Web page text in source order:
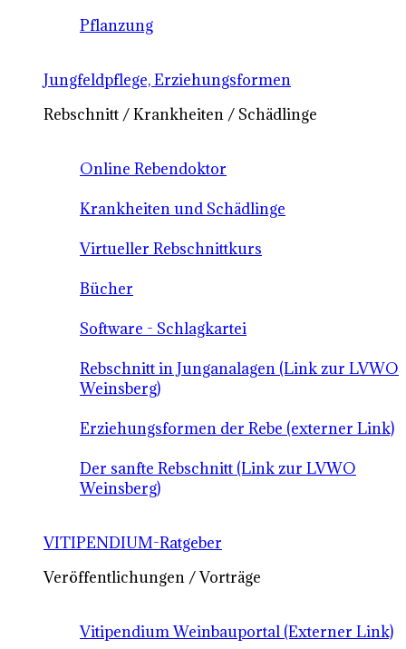
Pflanzung
Jungfeldpflege, Erziehungsformen
Rebschnitt / Krankheiten / Schädlinge
Online Rebendoktor
Krankheiten und Schädlinge
Virtueller Rebschnittkurs
Bücher
Software - Schlagkartei
Rebschnitt in Junganalagen (Link zur LVWO
Weinsberg)
Erziehungsformen der Rebe (externer Link)
Der sanfte Rebschnitt (Link zur LVWO
Weinsberg)
VITIPENDIUM-Ratgeber
Veröffentlichungen / Vorträge
Vitipendium Weinbauportal (Externer Link)